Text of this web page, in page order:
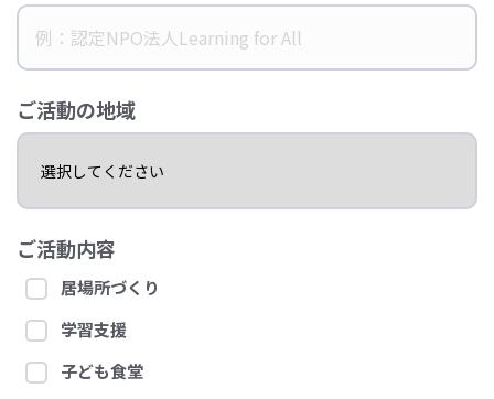
ご活動の地域
ご活動内容
居場所づくり
学習支援
子ども食堂